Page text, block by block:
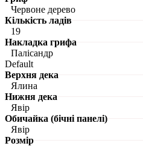
Червоне дерево
Кількість ладів
19
Накладка грифа
Палісандр
Default
Верхня дека
Ялина
Нижня дека
Явір
Обичайка (бічні панелі)
Явір
Розмір